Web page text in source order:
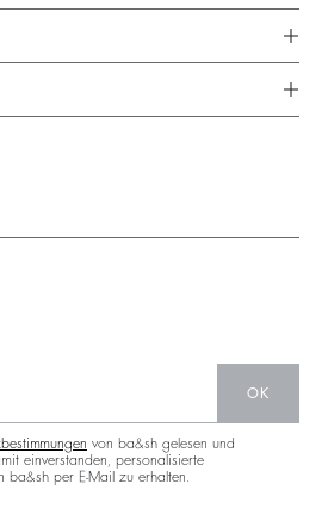
OK
von ba&sh gelesen und
einverstanden, personalisierte
ba&sh per E-Mail zu erhalten.